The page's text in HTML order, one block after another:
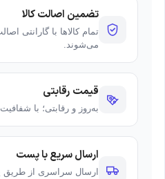
تضمین اصالت کالا
تمام کالاها با گارانتی
می‌شوند.
قیمت رقابتی
به‌روز و رقابتی؛ با
ارسال سریع با پست
ارسال سراسری از طریق